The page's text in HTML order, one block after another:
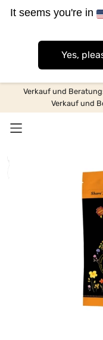
It seems you're in
Yes,
Verkauf und
Verkauf und